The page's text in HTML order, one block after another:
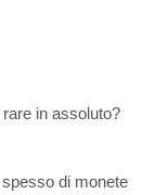
in assoluto?
di monete